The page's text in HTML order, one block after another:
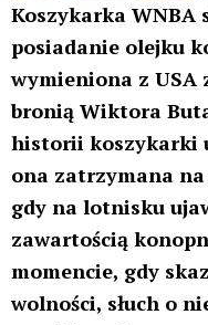
Koszykarka WNBA
posiadanie olejku
wymieniona z USA
bronią Wiktora
historii koszykarki
ona zatrzymana
gdy na lotnisku
zawartością
momencie, gdy
wolności, słuch o